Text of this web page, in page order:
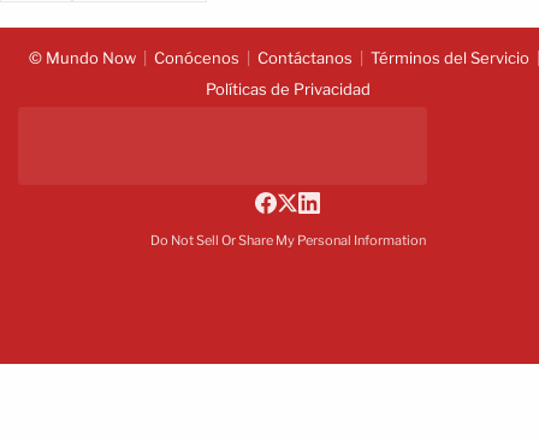
© Mundo Now Conócenos Contáctanos
Términos del Servicio
Políticas de Privacidad
Do Not Sell Or Share My Personal Information